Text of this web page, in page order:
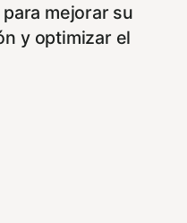
mejorar su
y optimizar el